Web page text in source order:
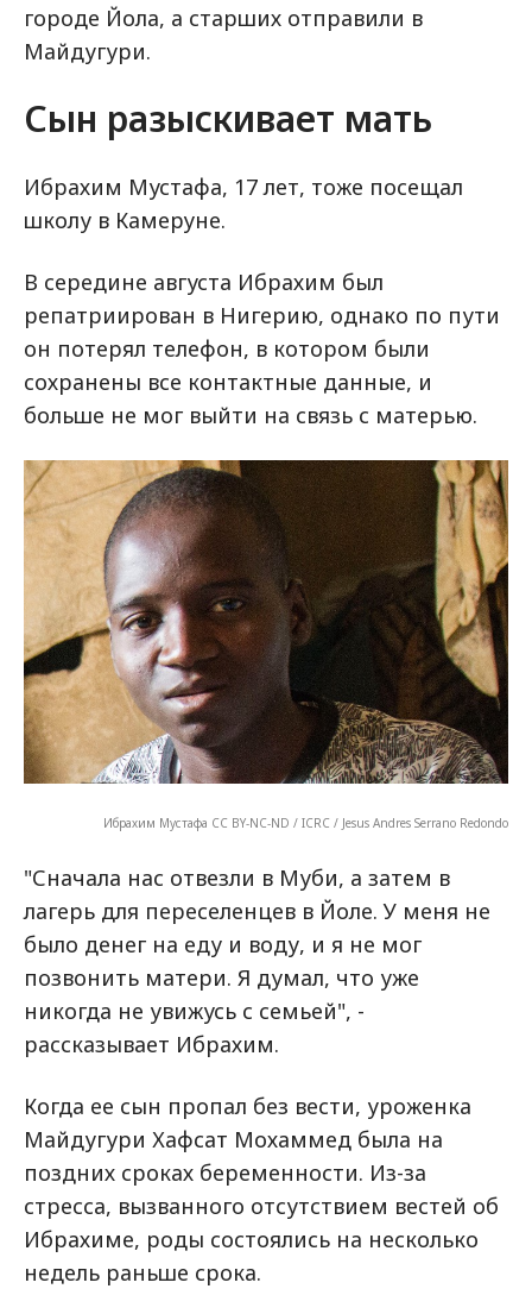
городе Йола, а старших отправили в
Майдугури.
Сын разыскивает мать
Ибрахим Мустафа, 17 лет, тоже посещал
школу в Камеруне.
В середине августа Ибрахим был
репатриирован в Нигерию, однако по пути
он потерял телефон, в котором были
сохранены все контактные данные, и
больше не мог выйти на связь с матерью.
Ибрахим Мустафа CC BY-NC-ND / ICRC / Jesus Andres Serrano Redondo
"Сначала нас отвезли в Муби, а затем в
лагерь для переселенцев в Йоле. У меня не
было денег на еду и воду, и я не мог
позвонить матери. Я думал, что уже
никогда не увижусь с семьей", -
рассказывает Ибрахим.
Когда ее сын пропал без вести, уроженка
Майдугури Хафсат Мохаммед была на
поздних сроках беременности. Из-за
стресса, вызванного отсутствием вестей об
Ибрахиме, роды состоялись на несколько
недель раньше срока.